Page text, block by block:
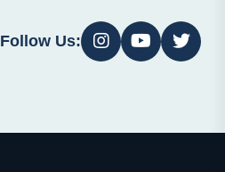
Follow Us: